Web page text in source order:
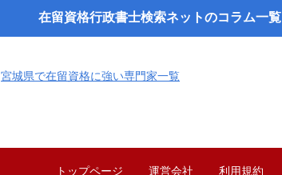
在留資格行政書士検索ネットのコラム一覧
宮城県で在留資格に強い専門家一覧
トップページ 運営会社 利用規約